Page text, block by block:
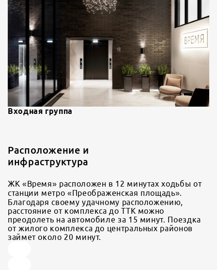
Входная группа
Расположение и
инфраструктура
ЖК «Время» расположен в 12 минутах ходьбы от
станции метро «Преображенская площадь».
Благодаря своему удачному расположению,
расстояние от комплекса до ТТК можно
преодолеть на автомобиле за 15 минут. Поездка
от жилого комплекса до центральных районов
займет около 20 минут.